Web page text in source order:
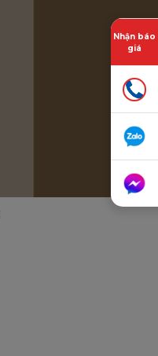
Nhận báo
giá